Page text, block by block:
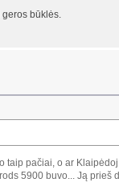
būklės.
pačiai, o ar
5900 buvo... Ją prieš